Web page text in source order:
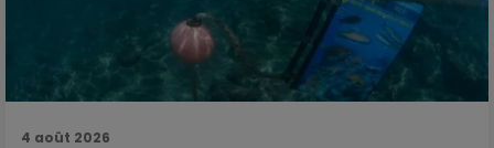
4 août 2026